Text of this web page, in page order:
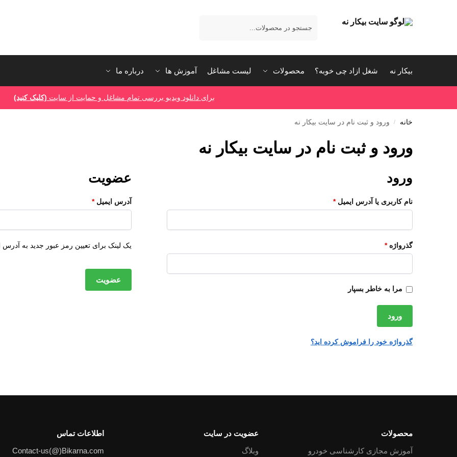
بیکار نه شغل ازاد چی خوبه؟ محصولات لیست مشاغل آموزش ها درباره ما
برای دانلود ویدیو بررسی تمام مشاغل و حمایت از سایت (کلیک کنید)
خانه / ورود و ثبت نام در سایت بیکار نه
ورود و ثبت نام در سایت بیکار نه
ورود
نام کاربری یا آدرس ایمیل*
گذرواژه*
مرا به خاطر بسپار
ورود
گذرواژه خود را فراموش کرده اید؟
عضویت
آدرس ایمیل*
یک لینک برای تعیین رمز عبور جدید به
عضویت
محصولات
آموزش مجازی کارشناسی خودرو
عضویت در سایت
وبلاگ
اطلاعات تماس
Contact-us(@)Bikarna.com